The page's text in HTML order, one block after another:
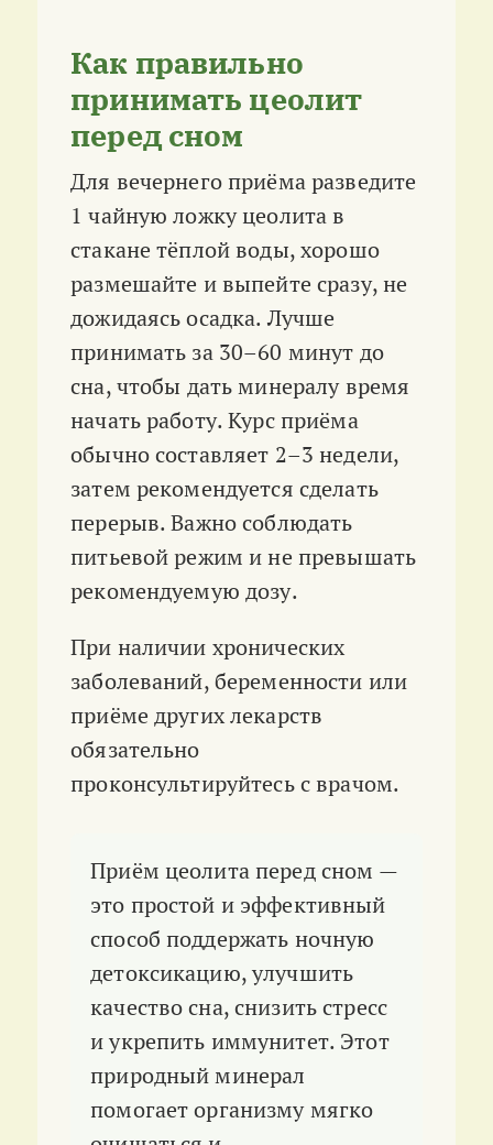
Как правильно
принимать цеолит
перед сном
Для вечернего приёма разведите
1 чайную ложку цеолита в
стакане тёплой воды, хорошо
размешайте и выпейте сразу, не
дожидаясь осадка. Лучше
принимать за 30–60 минут до
сна, чтобы дать минералу время
начать работу. Курс приёма
обычно составляет 2–3 недели,
затем рекомендуется сделать
перерыв. Важно соблюдать
питьевой режим и не превышать
рекомендуемую дозу.
При наличии хронических
заболеваний, беременности или
приёме других лекарств
обязательно
проконсультируйтесь с врачом.
Приём цеолита перед сном —
это простой и эффективный
способ поддержать ночную
детоксикацию, улучшить
качество сна, снизить стресс
и укрепить иммунитет. Этот
природный минерал
помогает организму мягко